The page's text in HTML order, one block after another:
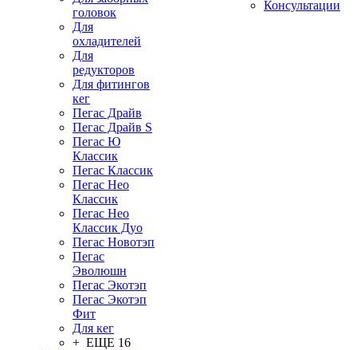
головок
Для
охладителей
Для
редукторов
Для фитингов
кег
Пегас Драйв
Пегас Драйв S
Пегас Ю
Классик
Пегас Классик
Пегас Нео
Классик
Пегас Нео
Классик Дуо
Пегас Новотэп
Пегас
Эволюшн
Пегас Экотэп
Пегас Экотэп
Фит
Для кег
+ ЕЩЕ 16
Консультации